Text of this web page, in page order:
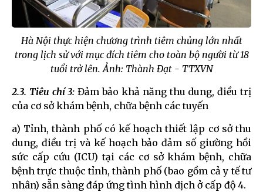
Hà Nội thực hiện chương trình tiêm chủng lớn nhất
trong lịch sử với mục đích tiêm cho toàn bộ người từ 18
tuổi trở lên. Ảnh: Thành Đạt - TTXVN
2.3. Tiêu chí 3:Đảm bảo khả năng thu dung, điều trị
của cơ sở khám bệnh, chữa bệnh các tuyến
a) Tỉnh, thành phố có kế hoạch thiết lập cơ sở thu
dung, điều trị và kế hoạch bảo đảm số giường hồi
sức cấp cứu (ICU) tại các cơ sở khám bệnh, chữa
bệnh trực thuộc tỉnh, thành phố (bao gồm cả y tế tư
nhân) sẵn sàng đáp ứng tình hình dịch ở cấp độ 4.